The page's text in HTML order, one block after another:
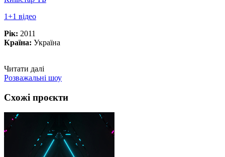
1+1 відео
Рік: 2011
Країна: Україна
Читати далі
Розважальні шоу
Схожі проєкти